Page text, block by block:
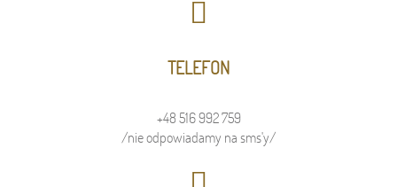
TELEFON
+48 516 992 759
/nie odpowiadamy na sms'y/